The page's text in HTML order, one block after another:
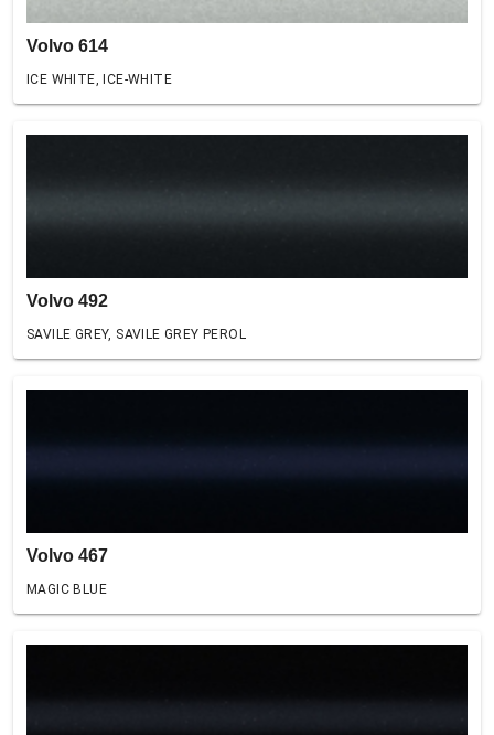
Volvo 614
ICE WHITE, ICE-WHITE
Volvo 492
SAVILE GREY, SAVILE GREY PEROL
Volvo 467
MAGIC BLUE